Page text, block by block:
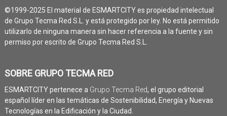
©1999-2025 El material de ESMARTCITY es propiedad intelectual
de Grupo Tecma Red S.L. y está protegido por ley. No está permitido
utilizarlo de ninguna manera sin hacer referencia a la fuente y sin
permiso por escrito de Grupo Tecma Red S.L.
SOBRE GRUPO TECMA RED
ESMARTCITY pertenece a Grupo Tecma Red, el grupo editorial
español líder en las temáticas de Sostenibilidad, Energía y Nuevas
Tecnologías en la Edificación y la Ciudad.